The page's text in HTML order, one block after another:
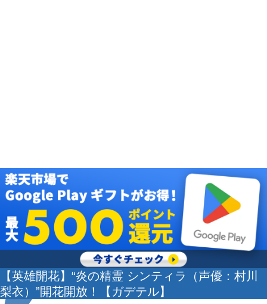
【英雄開花】“炎の精霊 シンティラ（声優：村川
梨衣）”開花開放！【ガデテル】